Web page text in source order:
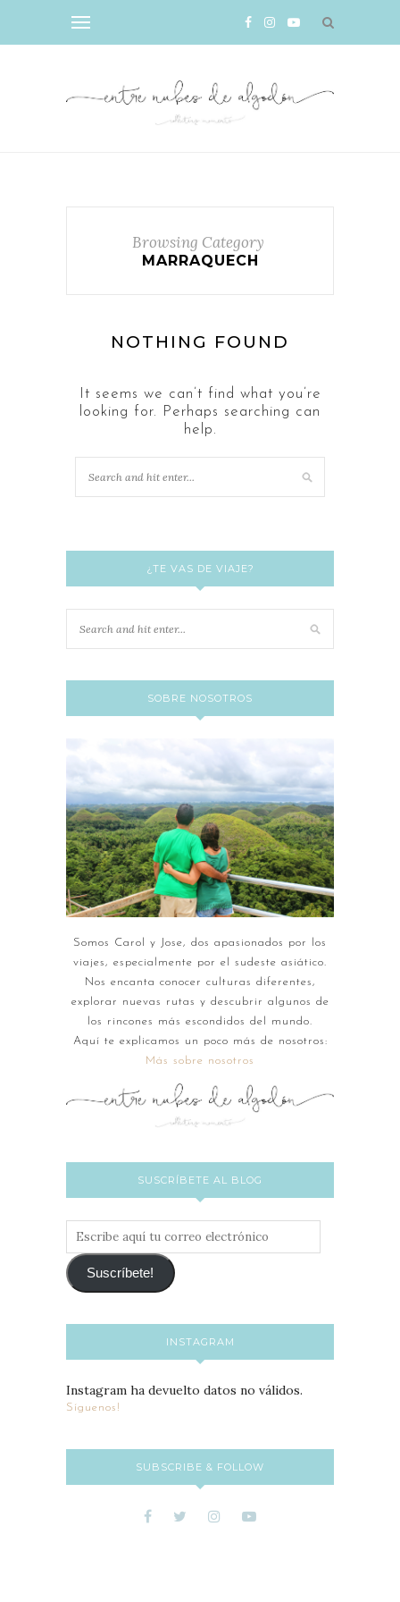
Browsing Category
MARRAQUECH
NOTHING FOUND
It seems we can’t find what you’re
looking for. Perhaps searching can
help.
¿TE VAS DE VIAJE?
SOBRE NOSOTROS
Somos Carol y Jose, dos apasionados por los
viajes, especialmente por el sudeste asiático.
Nos encanta conocer culturas diferentes,
explorar nuevas rutas y descubrir algunos de
los rincones más escondidos del mundo.
Aquí te explicamos un poco más de nosotros:
Más sobre nosotros
SUSCRÍBETE AL BLOG
tu
correo
Suscríbete!
INSTAGRAM
Instagram ha devuelto datos no válidos.
Síguenos!
SUBSCRIBE & FOLLOW